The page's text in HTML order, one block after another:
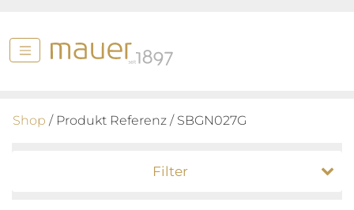
Shop / Produkt Referenz / SBGN027G
Filter